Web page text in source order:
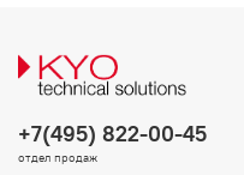
+7(495) 822-00-45
отдел продаж